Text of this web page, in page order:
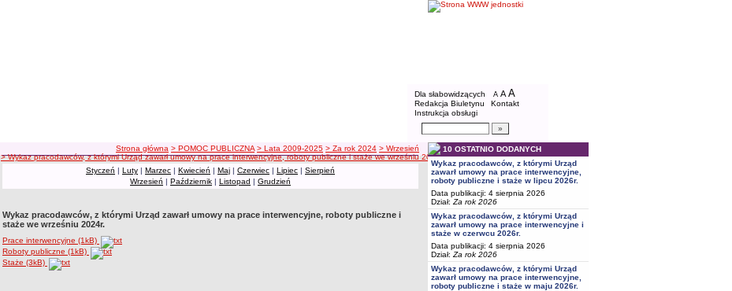
BIP - Powiatowy Urząd Pracy w
Menu dodatkowe
Dla słabowidzących A pomniejsz czcionkę
A standardowy rozmiar czcionki
A
Redakcja Biuletynu
Kontakt
Instrukcja obsługi
Wyszukiwarka artykułów
ścieżka nawigacji
Strona główna > POMOC PUBLICZNA > Lata 2009-2025 > Za rok 2024 > Wrzesień
> Wykaz pracodawców, z którymi Urząd zawarł umowy na prace interwencyjne, roboty publiczne i staże we wrześniu 2024r.
Styczeń | Luty | Marzec | Kwiecień | Maj | Czerwiec | Lipiec | Sierpień
Wrzesień | Październik | Listopad | Grudzień
Wykaz pracodawców, z którymi Urząd zawarł umowy na prace interwencyjne, roboty publiczne i
staże we wrześniu 2024r.
Prace interwencyjne (1kB)
Roboty publiczne (1kB)
Staże (3kB)
10 OSTATNIO DODANYCH
Wykaz pracodawców, z którymi Urząd
zawarł umowy na prace interwencyjne,
roboty publiczne i staże w lipcu 2026r.
Data publikacji: 4 sierpnia 2026
Dział: Za rok 2026
Wykaz pracodawców, z którymi Urząd
zawarł umowy na prace interwencyjne i
staże w czerwcu 2026r.
Data publikacji: 4 sierpnia 2026
Dział: Za rok 2026
Wykaz pracodawców, z którymi Urząd
zawarł umowy na prace interwencyjne,
roboty publiczne i staże w maju 2026r.